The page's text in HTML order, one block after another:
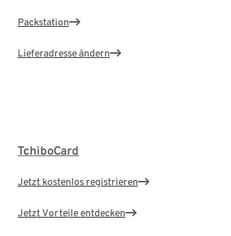
Packstation
Lieferadresse ändern
TchiboCard
Jetzt kostenlos registrieren
Jetzt Vorteile entdecken